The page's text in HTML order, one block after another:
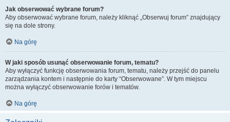
Jak obserwować wybrane forum?
Aby obserwować wybrane forum, należy kliknąć „Obserwuj forum” znajdujący
się na dole strony.
Na górę
W jaki sposób usunąć obserwowanie forum, tematu?
Aby wyłączyć funkcję obserwowania forum, tematu, należy przejść do panelu
zarządzania kontem i następnie do karty “Obserwowane”. W tym miejscu
można wyłączyć obserwowanie forów i tematów.
Na górę